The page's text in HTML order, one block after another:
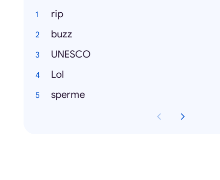
rip
buzz
UNESCO
Lol
sperme